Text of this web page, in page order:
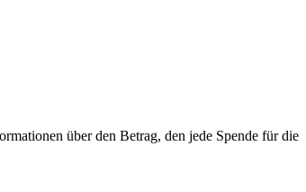
über den Betrag, den jede Spende für die